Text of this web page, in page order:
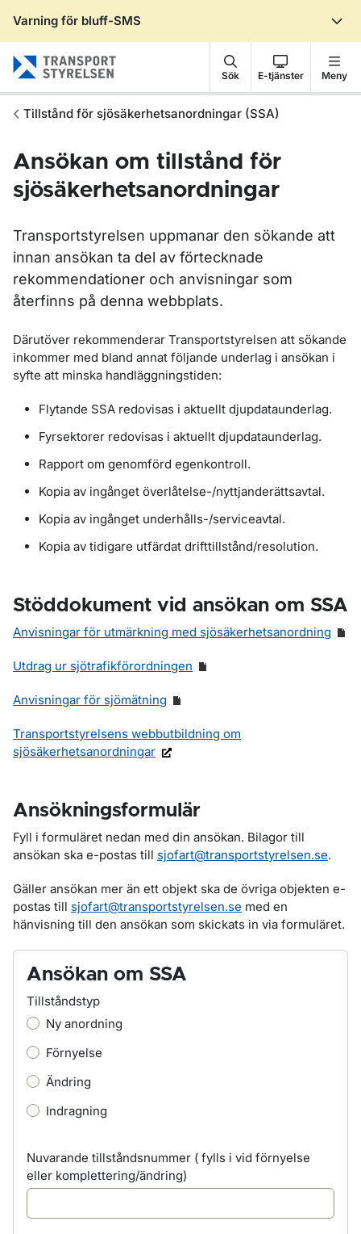
Varning för bluff-SMS
Sök E-tjänster Meny
Tillstånd för sjösäkerhetsanordningar (SSA)
Ansökan om tillstånd för
sjösäkerhetsanordningar
Transportstyrelsen uppmanar den sökande att
innan ansökan ta del av förtecknade
rekommendationer och anvisningar som
återfinns på denna webbplats.
Därutöver rekommenderar Transportstyrelsen att sökande
inkommer med bland annat följande underlag i ansökan i
syfte att minska handläggningstiden:
Flytande SSA redovisas i aktuellt djupdataunderlag.
Fyrsektorer redovisas i aktuellt djupdataunderlag.
Rapport om genomförd egenkontroll.
Kopia av ingånget överlåtelse-/nyttjanderättsavtal.
Kopia av ingånget underhålls-/serviceavtal.
Kopia av tidigare utfärdat drifttillstånd/resolution.
Stöddokument vid ansökan om SSA
Anvisningar för utmärkning med sjösäkerhetsanordning
Utdrag ur sjötrafikförordningen
Anvisningar för sjömätning
Transportstyrelsens webbutbildning om
sjösäkerhetsanordningar
Ansökningsformulär
Fyll i formuläret nedan med din ansökan. Bilagor till
ansökan ska e-postas till sjofart@transportstyrelsen.se.
Gäller ansökan mer än ett objekt ska de övriga objekten e-
postas till sjofart@transportstyrelsen.se med en
hänvisning till den ansökan som skickats in via formuläret.
Ansökan om SSA
Tillståndstyp
Ny anordning
Förnyelse
Ändring
Indragning
Nuvarande tillståndsnummer ( fylls i vid förnyelse
eller komplettering/ändring)